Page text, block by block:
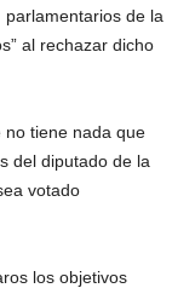
de la
al rechazar dicho
no tiene nada que
del diputado de la
votado
los objetivos